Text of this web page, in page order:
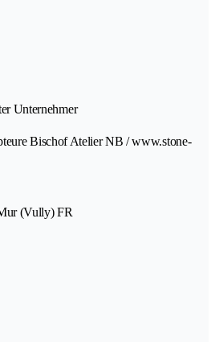
Unternehmer
Bischof Atelier NB / www.stone-
(Vully) FR